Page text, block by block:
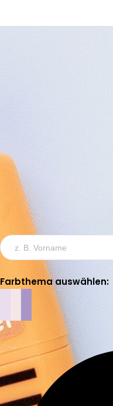
Mini-Aufkleber
Klein, praktisch und
Dinge!
Aufkleber-Text eingeben:
Farbthema auswählen: